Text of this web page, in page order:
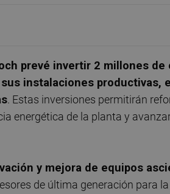
prevé invertir 2 millones de
instalaciones productivas,
. Estas inversiones permitirán
energética de la planta y
y mejora de equipos
de última generación para